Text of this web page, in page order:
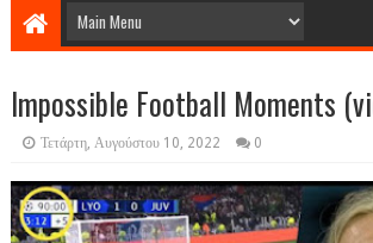
Impossible Football Moments
Τετάρτη, Αυγούστου 10, 2022 0